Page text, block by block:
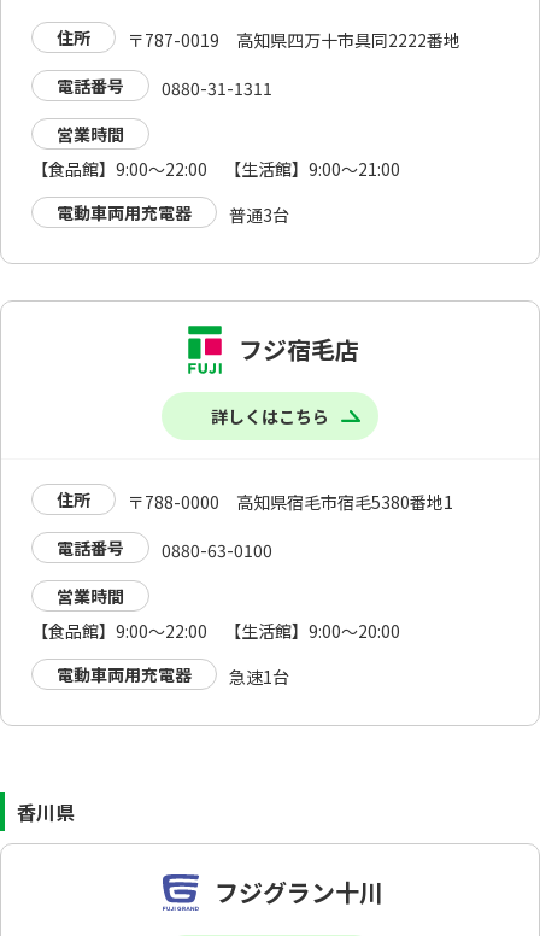
住所
〒787-0019 高知県四万十市具同2222番地
電話番号
0880-31-1311
営業時間
【食品館】9:00～22:00 【生活館】9:00～21:00
電動車両用充電器
普通3台
フジ宿毛店
詳しくはこちら
住所
〒788-0000 高知県宿毛市宿毛5380番地1
電話番号
0880-63-0100
営業時間
【食品館】9:00～22:00 【生活館】9:00～20:00
電動車両用充電器
急速1台
香川県
フジグラン十川